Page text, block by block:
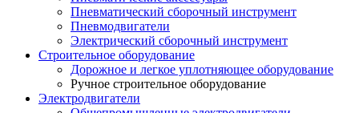
Пневматический сборочный инструмент
Пневмодвигатели
Электрический сборочный инструмент
Строительное оборудование
Дорожное и легкое уплотняющее оборудование
Ручное строительное оборудование
Электродвигатели